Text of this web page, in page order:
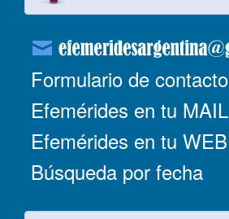
Formulario de contacto
Efemérides en tu MAIL
Efemérides en tu WEB
Búsqueda por fecha